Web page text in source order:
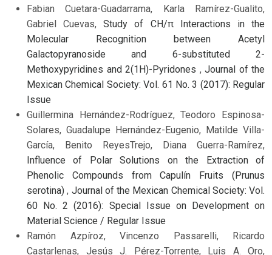
Fabian Cuetara-Guadarrama, Karla Ramírez-Gualito,
Gabriel Cuevas,Study of CH/π Interactions in the
Molecular Recognition between Acetyl
Galactopyranoside and 6-substituted 2-
Methoxypyridines and 2(1H)-Pyridones , Journal of the
Mexican Chemical Society: Vol. 61 No. 3 (2017): Regular
Issue
Guillermina Hernández-Rodríguez, Teodoro Espinosa-
Solares, Guadalupe Hernández-Eugenio, Matilde Villa-
García, Benito ReyesTrejo, Diana Guerra-Ramírez,
Influence of Polar Solutions on the Extraction of
Phenolic Compounds from Capulín Fruits (Prunus
serotina), Journal of the Mexican Chemical Society: Vol.
60 No. 2 (2016): Special Issue on Development on
Material Science / Regular Issue
Ramón Azpíroz, Vincenzo Passarelli, Ricardo
Castarlenas, Jesús J. Pérez-Torrente, Luis A. Oro,